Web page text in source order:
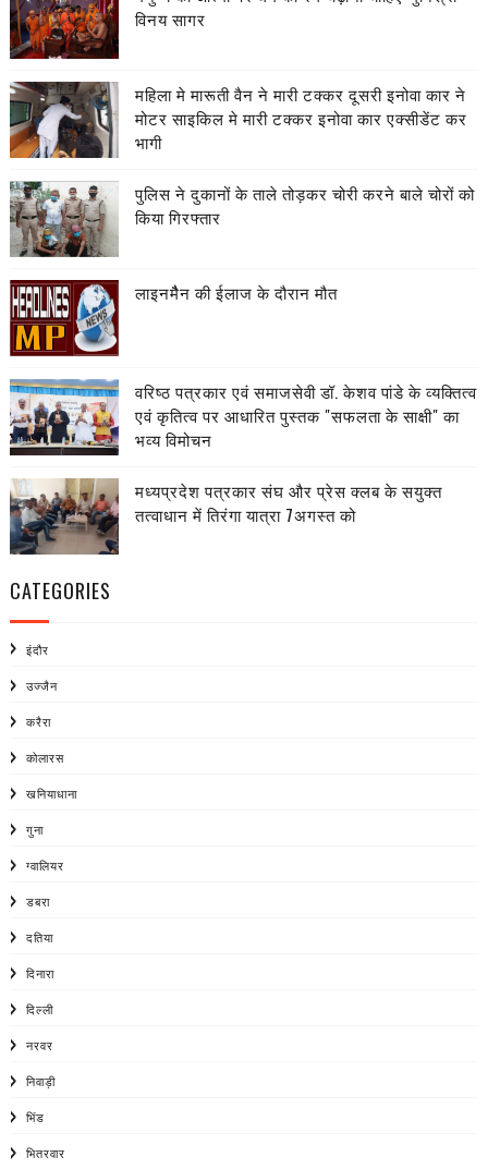
विनय सागर
महिला मे मारूती वैन ने मारी टक्कर दूसरी इनोवा कार ने
मोटर साइकिल मे मारी टक्कर इनोवा कार एक्सीडेंट कर
भागी
पुलिस ने दुकानों के ताले तोड़कर चोरी करने बाले चोरों को
किया गिरफ्तार
लाइनमैैन की ईलाज के दौरान मौत
वरिष्ठ पत्रकार एवं समाजसेवी डॉ. केशव पांडे के व्यक्तित्व
एवं कृतित्व पर आधारित पुस्तक "सफलता के साक्षी" का
भव्य विमोचन
मध्यप्रदेश पत्रकार संघ और प्रेस क्लब के सयुक्त
तत्वाधान में तिरंगा यात्रा 7अगस्त को
CATEGORIES
इंदौर
उज्जैन
करैरा
कोलारस
खनियाधाना
गुना
ग्वालियर
डबरा
दतिया
दिनारा
दिल्ली
नरवर
निवाड़ी
भिंड
भितरवार